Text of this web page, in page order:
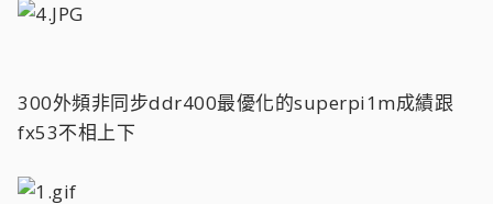
300外頻非同步ddr400最優化的superpi1m成績跟
fx53不相上下